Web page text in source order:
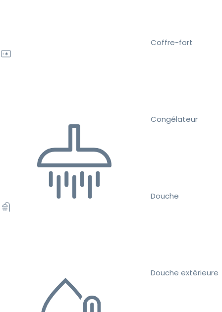
Coffre-fort
Congélateur
Douche
Douche extérieure